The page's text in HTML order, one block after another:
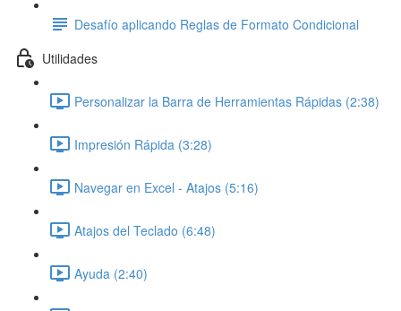
Desafío aplicando Reglas de Formato Condicional
Utilidades
Personalizar la Barra de Herramientas Rápidas (2:38)
Impresión Rápida (3:28)
Navegar en Excel - Atajos (5:16)
Atajos del Teclado (6:48)
Ayuda (2:40)